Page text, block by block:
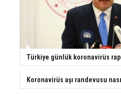
Türkiye günlük koronavirüs
Koronavirüs aşı randevusu